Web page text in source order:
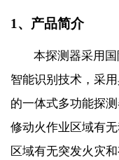
1、 产品简介
本探测器采用
智能识别技术，采
的一体式多功能探
修动火作业区域有
区域有无突发火灾